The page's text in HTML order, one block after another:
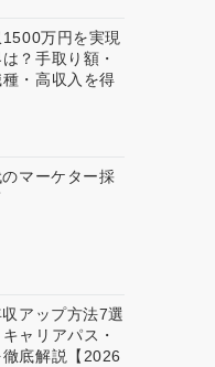
万円を実現
？手取り額・
・高収入を得
マーケター採
アップ方法7選
キャリアパス・
底解説【2026